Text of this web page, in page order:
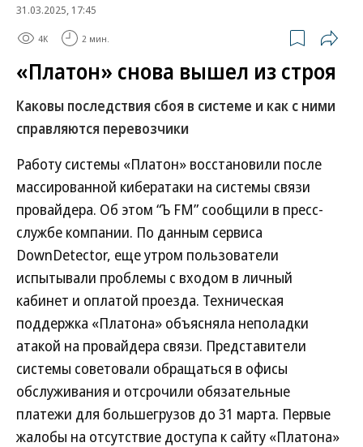
31.03.2025, 17:45
4K 2 мин.
«Платон» снова вышел из строя
Каковы последствия сбоя в системе и как с ними
справляются перевозчики
Работу системы «Платон» восстановили после
массированной кибератаки на системы связи
провайдера. Об этом “Ъ FM” сообщили в пресс-
службе компании. По данным сервиса
DownDetector, еще утром пользователи
испытывали проблемы с входом в личный
кабинет и оплатой проезда. Техническая
поддержка «Платона» объясняла неполадки
атакой на провайдера связи. Представители
системы советовали обращаться в офисы
обслуживания и отсрочили обязательные
платежи для большегрузов до 31 марта. Первые
жалобы на отсутствие доступа к сайту «Платона»